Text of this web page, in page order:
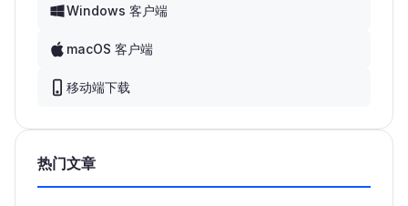
Windows 客户端
macOS 客户端
移动端下载
热门文章